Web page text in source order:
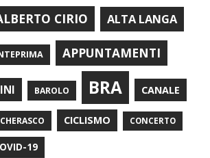
CIRIO ALTA LANGA
APPUNTAMENTI
BAROLO BRA CANALE
CHERASCO CICLISMO CONCERTO
19